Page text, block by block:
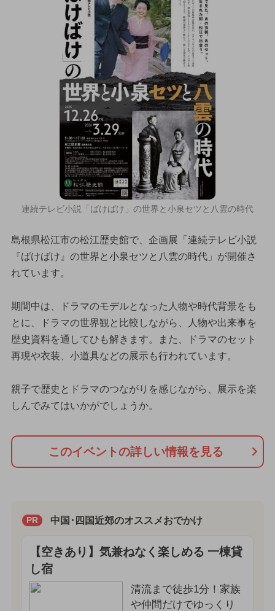
連続テレビ小説「ばけばけ」の世界と小泉セツと八雲の時代
島根県松江市の松江歴史館で、企画展「連続テレビ小説
『ばけばけ』の世界と小泉セツと八雲の時代」が開催さ
れています。
期間中は、ドラマのモデルとなった人物や時代背景をも
とに、ドラマの世界観と比較しながら、人物や出来事を
歴史資料を通してひも解きます。また、ドラマのセット
再現や衣装、小道具などの展示も行われています。
親子で歴史とドラマのつながりを感じながら、展示を楽
しんでみてはいかがでしょうか。
このイベントの詳しい情報を見る
PR 中国･四国近郊のオススメおでかけ
【空きあり】気兼ねなく楽しめる 一棟貸
し宿
清流まで徒歩1分！家族
や仲間だけでゆっくり